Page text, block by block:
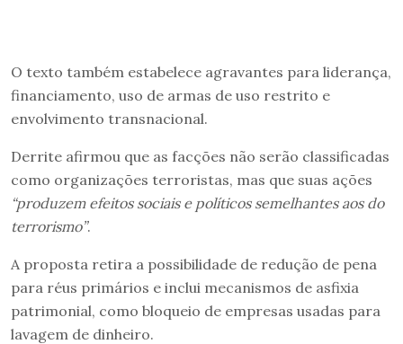
O texto também estabelece agravantes para liderança,
financiamento, uso de armas de uso restrito e
envolvimento transnacional.
Derrite afirmou que as facções não serão classificadas
como organizações terroristas, mas que suas ações
“produzem efeitos sociais e políticos semelhantes aos do
terrorismo”.
A proposta retira a possibilidade de redução de pena
para réus primários e inclui mecanismos de asfixia
patrimonial, como bloqueio de empresas usadas para
lavagem de dinheiro.